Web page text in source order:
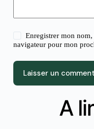
Enregistrer mon
navigateur pour mon
Laisser un
A